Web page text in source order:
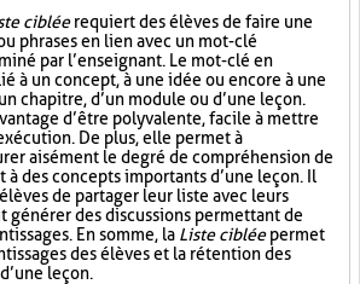
cibléerequiert des élèves de faire une
phrases en lien avec un mot-clé
par l’enseignant. Le mot-clé en
à un concept, à une idée ou encore à une
chapitre, d’un module ou d’une leçon.
d’être polyvalente, facile à mettre
De plus, elle permet à
aisément le degré de compréhension de
à des concepts importants d’une leçon. Il
de partager leur liste avec leurs
générer des discussions permettant de
En somme, la Liste cibléepermet
des élèves et la rétention des
leçon.